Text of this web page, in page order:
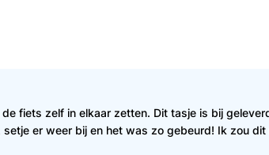
fiets zelf in elkaar zetten. Dit tasje is bij
er weer bij en het was zo gebeurd! Ik zou dit